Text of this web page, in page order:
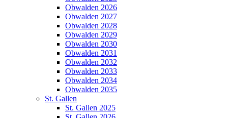
Obwalden 2026
Obwalden 2027
Obwalden 2028
Obwalden 2029
Obwalden 2030
Obwalden 2031
Obwalden 2032
Obwalden 2033
Obwalden 2034
Obwalden 2035
St. Gallen
St. Gallen 2025